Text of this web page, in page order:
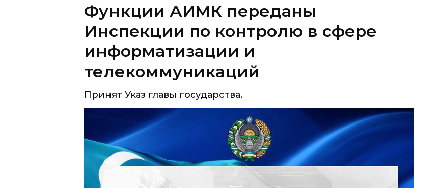
Функции АИМК переданы
Инспекции по контролю в сфере
информатизации и
телекоммуникаций
Принят Указ главы государства.